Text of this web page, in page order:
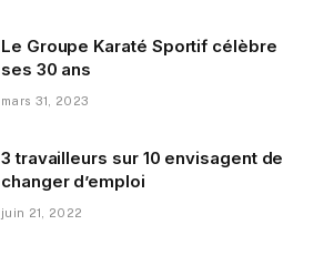
Le Groupe Karaté Sportif célèbre
ses 30 ans
mars 31, 2023
3 travailleurs sur 10 envisagent de
changer d’emploi
juin 21, 2022